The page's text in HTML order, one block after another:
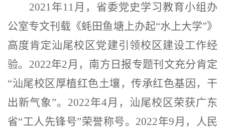
2021 年11 月，省委党史学习教育小组办
公室专文刊载《蚝田鱼塘上办起“水上大学”》
高度肯定汕尾校区党建引领校区建设工作经
验。 2022年2月，南方日报专题刊文充分肯定
“汕尾校区厚植红色土壤，传承红色基因，干
出新气象 ”。 2022年4月，汕尾校区荣获广东
省“工人先锋号”荣誉称号。 2022年9月，人民